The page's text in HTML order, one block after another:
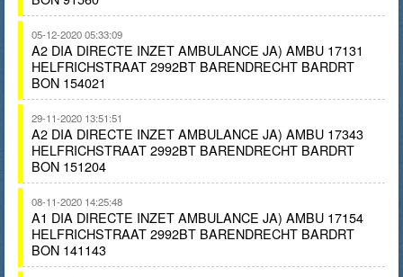
05-12-2020 05:33:09
A2 DIA DIRECTE INZET AMBULANCE JA) AMBU 17131
HELFRICHSTRAAT 2992BT BARENDRECHT BARDRT
BON 154021
29-11-2020 13:51:51
A2 DIA DIRECTE INZET AMBULANCE JA) AMBU 17343
HELFRICHSTRAAT 2992BT BARENDRECHT BARDRT
BON 151204
08-11-2020 14:25:48
A1 DIA DIRECTE INZET AMBULANCE JA) AMBU 17154
HELFRICHSTRAAT 2992BT BARENDRECHT BARDRT
BON 141143